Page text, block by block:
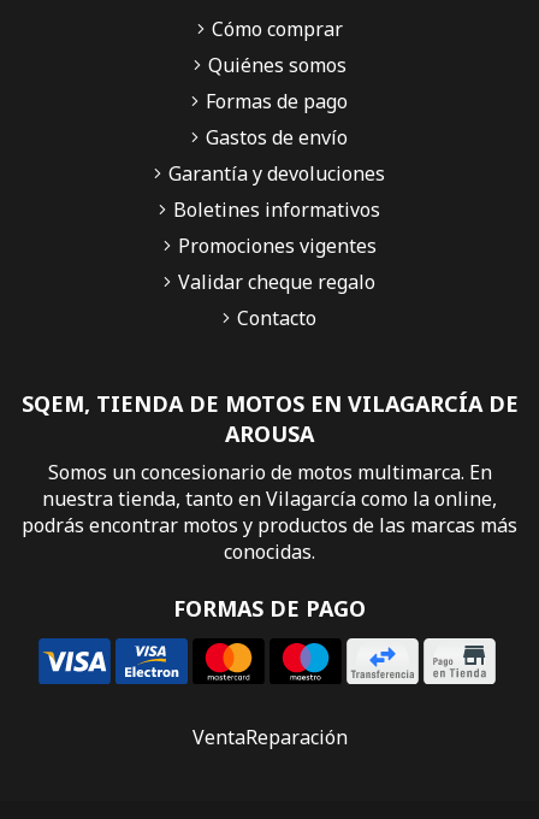
SQEM, TIENDA DE MOTOS EN VILAGARCÍA DE
AROUSA
Somos un concesionario de motos multimarca. En
nuestra tienda, tanto en Vilagarcía como la online,
podrás encontrar motos y productos de las marcas más
conocidas.
FORMAS DE PAGO
Cómo comprar
Quiénes somos
Formas de pago
Gastos de envío
Garantía y devoluciones
Boletines informativos
Promociones vigentes
Validar cheque regalo
Contacto
VentaReparación